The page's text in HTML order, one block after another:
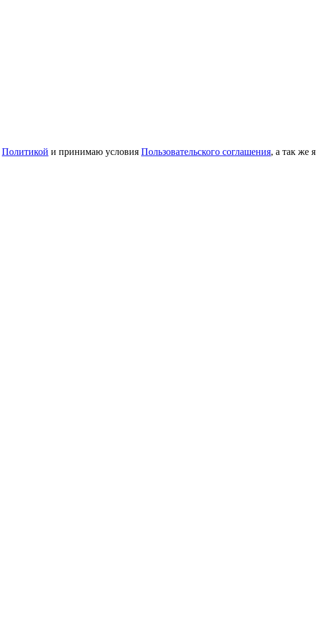
Политикой и принимаю условия Пользовательского соглашения, а так же я